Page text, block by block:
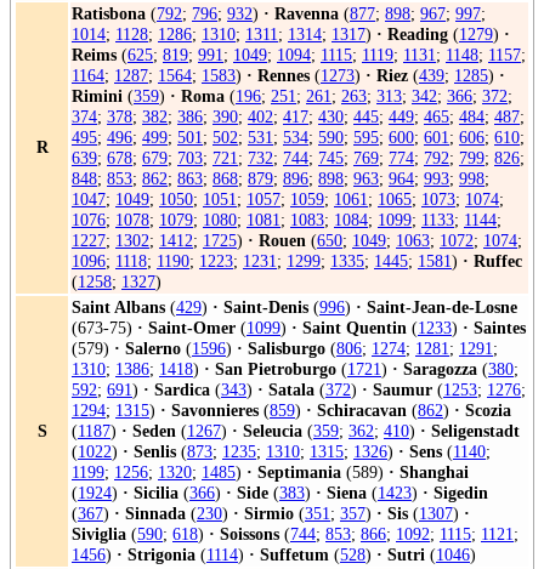
R
Ratisbona (792; 796; 932) · Ravenna (877; 898; 967; 997;
1014; 1128; 1286; 1310; 1311; 1314; 1317) · Reading (1279) ·
Reims (625; 819; 991; 1049; 1094; 1115; 1119; 1131; 1148; 1157;
1164; 1287; 1564; 1583) · Rennes (1273) · Riez (439; 1285) ·
Rimini (359) · Roma (196; 251; 261; 263; 313; 342; 366; 372;
374; 378; 382; 386; 390; 402; 417; 430; 445; 449; 465; 484; 487;
495; 496; 499; 501; 502; 531; 534; 590; 595; 600; 601; 606; 610;
639; 678; 679; 703; 721; 732; 744; 745; 769; 774; 792; 799; 826;
848; 853; 862; 863; 868; 879; 896; 898; 963; 964; 993; 998;
1047; 1049; 1050; 1051; 1057; 1059; 1061; 1065; 1073; 1074;
1076; 1078; 1079; 1080; 1081; 1083; 1084; 1099; 1133; 1144;
1227; 1302; 1412; 1725) · Rouen (650; 1049; 1063; 1072; 1074;
1096; 1118; 1190; 1223; 1231; 1299; 1335; 1445; 1581) · Ruffec
(1258; 1327)
S
Saint Albans (429) · Saint-Denis (996) · Saint-Jean-de-Losne
(673-75) · Saint-Omer (1099) · Saint Quentin (1233) · Saintes
(579) · Salerno (1596) · Salisburgo (806; 1274; 1281; 1291;
1310; 1386; 1418) · San Pietroburgo (1721) · Saragozza (380;
592; 691) · Sardica (343) · Satala (372) · Saumur (1253; 1276;
1294; 1315) · Savonnieres (859) · Schiracavan (862) · Scozia
(1187) · Seden (1267) · Seleucia (359; 362; 410) · Seligenstadt
(1022) · Senlis (873; 1235; 1310; 1315; 1326) · Sens (1140;
1199; 1256; 1320; 1485) · Septimania (589) · Shanghai
(1924) · Sicilia (366) · Side (383) · Siena (1423) · Sigedin
(367) · Sinnada (230) · Sirmio (351; 357) · Sis (1307) ·
Siviglia (590; 618) · Soissons (744; 853; 866; 1092; 1115; 1121;
1456) · Strigonia (1114) · Suffetum (528) · Sutri (1046)